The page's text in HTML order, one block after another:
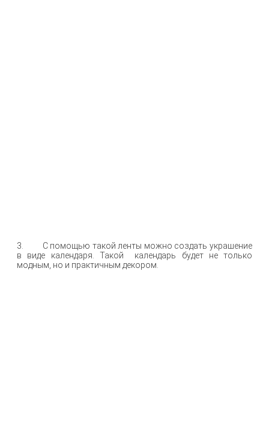
3. С помощью такой ленты можно создать украшение
в виде календаря. Такой календарь будет не только
модным, но и практичным декором.